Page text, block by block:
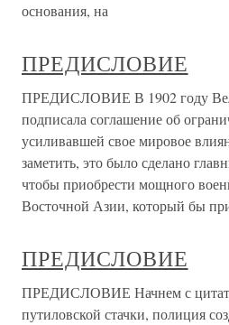
основания, на
ПРЕДИСЛОВИЕ
ПРЕДИСЛОВИЕ В 1902 году
подписала соглашение об
усиливавшей свое мировое
заметить, это было сделано
чтобы приобрести мощного
Восточной Азии, который бы
ПРЕДИСЛОВИЕ
ПРЕДИСЛОВИЕ Начнем с
путиловской стачки, полиция